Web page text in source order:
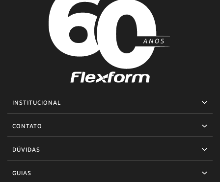
INSTITUCIONAL
CONTATO
DÚVIDAS
GUIAS